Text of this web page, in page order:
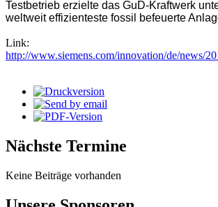
Testbetrieb erzielte das GuD-Kraftwerk
weltweit effizienteste fossil befeuerte
Link:
http://www.siemens.com/innovation/de/news/
Nächste Termine
Keine Beiträge vorhanden